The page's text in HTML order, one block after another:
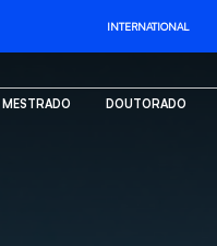
INTERNATIONAL
MESTRADO DOUTORADO